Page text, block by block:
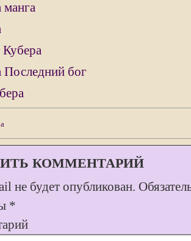
манга
Кубера
Последний бог
КОММЕНТАРИЙ
не будет опубликован.
*